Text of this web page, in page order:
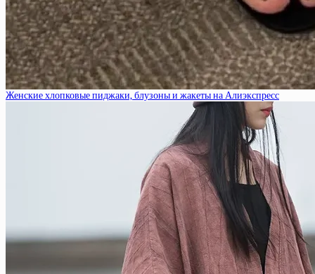
Женские хлопковые пиджаки, блузоны и жакеты на Алиэкспресс